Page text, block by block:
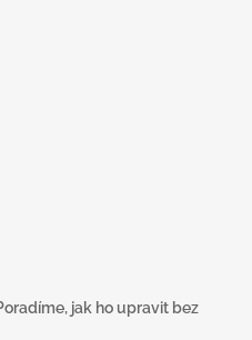
jak ho upravit bez